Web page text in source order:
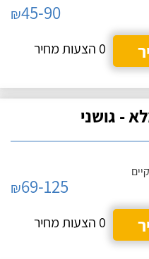
₪45-90
0 הצעות מחיר
- גושני
₪69-125
0 הצעות מחיר